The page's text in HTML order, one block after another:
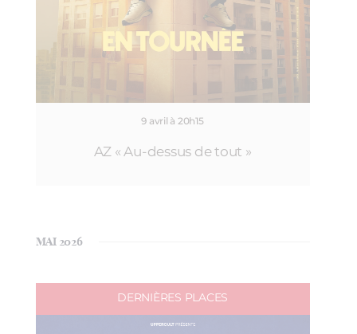
9 avril à 20h15
AZ « Au-dessus de tout »
MAI 2026
DERNIÈRES PLACES